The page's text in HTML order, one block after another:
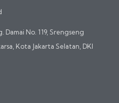
Damai No. 119, Srengseng
Kota Jakarta Selatan, DKI